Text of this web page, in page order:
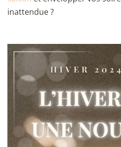
inattendue ?